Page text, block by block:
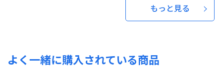
もっと見る
よく一緒に購入されている商品